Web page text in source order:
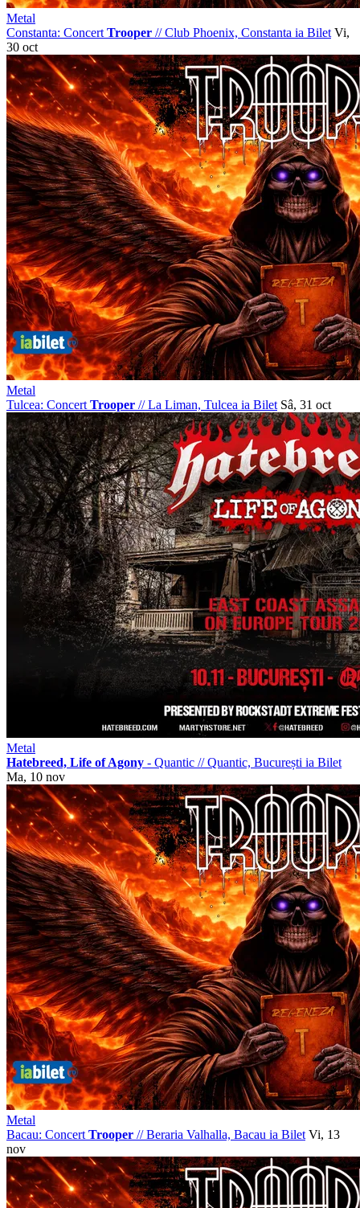
Metal
Constanta: Concert Trooper //Club Phoenix, Constanta ia Bilet Vi,
30 oct
Metal
Tulcea: Concert Trooper //La Liman, Tulcea ia Bilet Sâ, 31 oct
Metal
Hatebreed, Life of Agony - Quantic //Quantic, București ia Bilet
Ma, 10 nov
Metal
Bacau: Concert Trooper //Beraria Valhalla, Bacau ia Bilet Vi, 13
nov